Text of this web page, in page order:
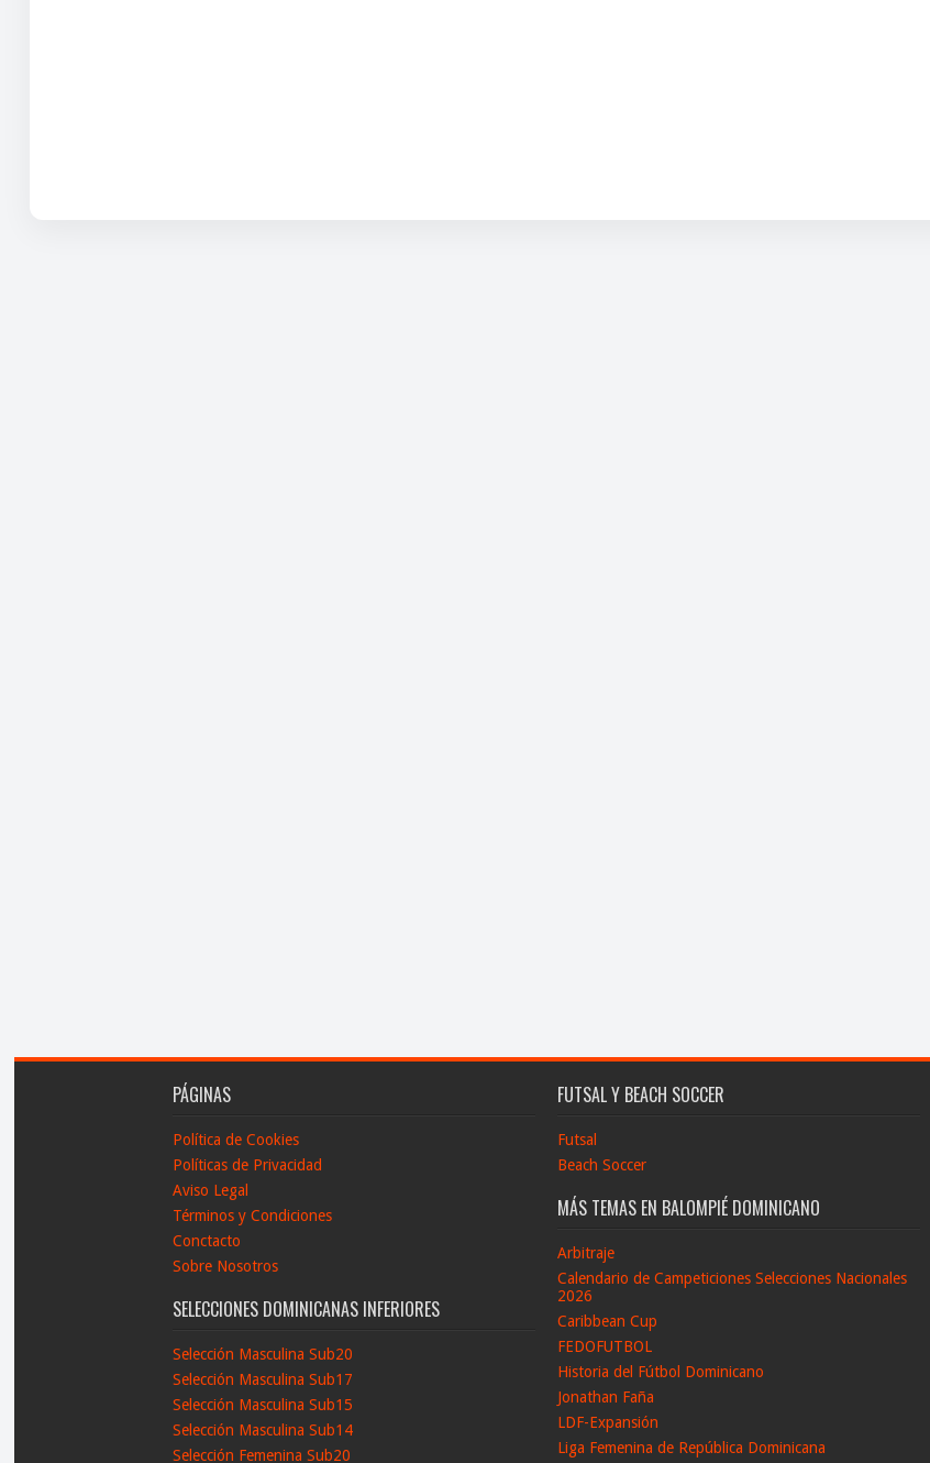
PÁGINAS
Política de Cookies
Políticas de Privacidad
Aviso Legal
Términos y Condiciones
Conctacto
Sobre Nosotros
SELECCIONES DOMINICANAS INFERIORES
Selección Masculina Sub20
Selección Masculina Sub17
Selección Masculina Sub15
Selección Masculina Sub14
Selección Femenina Sub20
FUTSAL Y BEACH SOCCER
Futsal
Beach Soccer
MÁS TEMAS EN BALOMPIÉ DOMINICANO
Arbitraje
Calendario de Campeticiones Selecciones Nacionales
2026
Caribbean Cup
FEDOFUTBOL
Historia del Fútbol Dominicano
Jonathan Faña
LDF-Expansión
Liga Femenina de República Dominicana